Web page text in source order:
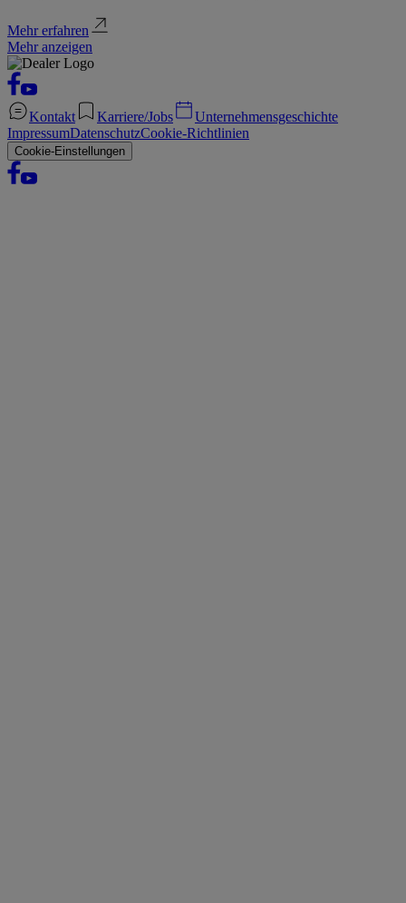
Mehr erfahren
Mehr anzeigen
Kontakt Karriere/Jobs
Unternehmensgeschichte
ImpressumDatenschutzCookie-Richtlinien
Cookie-Einstellungen